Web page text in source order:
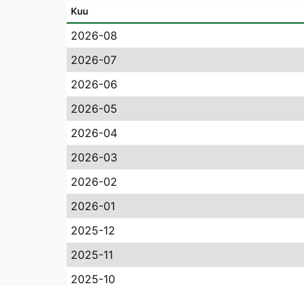
Kuu
2026-08
2026-07
2026-06
2026-05
2026-04
2026-03
2026-02
2026-01
2025-12
2025-11
2025-10